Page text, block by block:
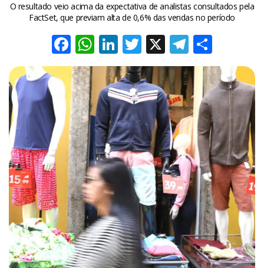
O resultado veio acima da expectativa de analistas consultados pela
FactSet, que previam alta de 0,6% das vendas no período
Facebook
WhatsApp
LinkedIn
Twitter
X